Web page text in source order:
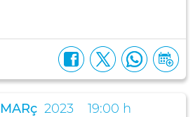
MARç 2023 19:00 h